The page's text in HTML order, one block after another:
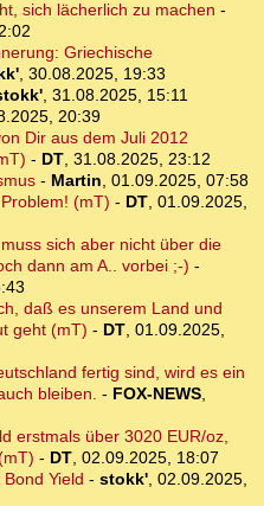
sich lächerlich zu machen -
Griechische
, 30.08.2025, 19:33
, 31.08.2025, 15:11
20:39
Dir aus dem Juli 2012
- DT, 31.08.2025, 23:12
- Martin, 01.09.2025, 07:58
(mT) - DT, 01.09.2025,
sich aber nicht über die
dann am A.. vorbei ;-) -
daß es unserem Land und
geht (mT) - DT, 01.09.2025,
fertig sind, wird es ein
bleiben. - FOX-NEWS,
erstmals über 3020 EUR/oz,
- DT, 02.09.2025, 18:07
Yield - stokk', 02.09.2025,